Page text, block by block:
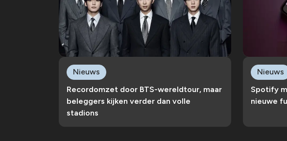
Recordomzet door BTS-wereldtour, maar
beleggers kijken verder dan volle
stadions
Nieuws
Spotify
nieuwe
Nieuws